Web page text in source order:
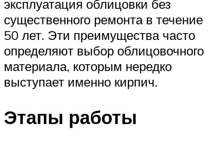
эксплуатация облицовки без
существенного ремонта в течение
50 лет. Эти преимущества часто
определяют выбор облицовочного
материала, которым нередко
выступает именно кирпич.
Этапы работы